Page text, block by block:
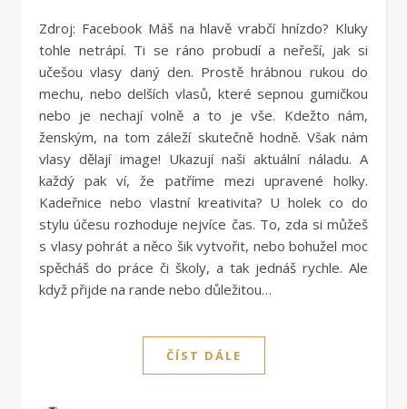
Zdroj: Facebook Máš na hlavě vrabčí hnízdo? Kluky
tohle netrápí. Ti se ráno probudí a neřeší, jak si
učešou vlasy daný den. Prostě hrábnou rukou do
mechu, nebo delších vlasů, které sepnou gumičkou
nebo je nechají volně a to je vše. Kdežto nám,
ženským, na tom záleží skutečně hodně. Však nám
vlasy dělají image! Ukazují naši aktuální náladu. A
každý pak ví, že patříme mezi upravené holky.
Kadeřnice nebo vlastní kreativita? U holek co do
stylu účesu rozhoduje nejvíce čas. To, zda si můžeš
s vlasy pohrát a něco šik vytvořit, nebo bohužel moc
spěcháš do práce či školy, a tak jednáš rychle. Ale
když přijde na rande nebo důležitou…
ČÍST DÁLE